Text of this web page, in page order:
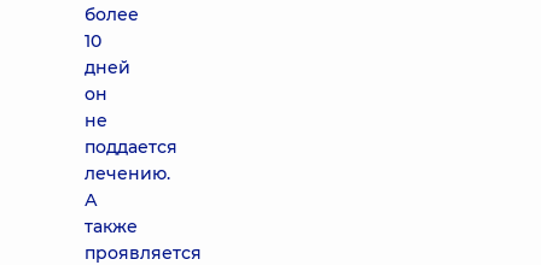
более
10
дней
он
не
поддается
лечению.
А
также
проявляется